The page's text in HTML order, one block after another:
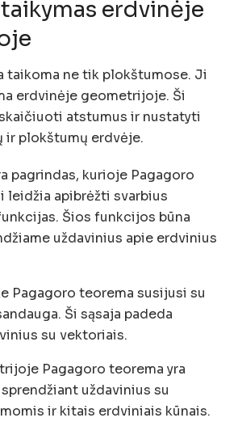
erdvinėje
taikoma ne tik plokštumose. Ji
erdvinėje geometrijoje. Ši
atstumus ir nustatyti
ir plokštumų erdvėje.
pagrindas, kurioje Pagagoro
leidžia apibrėžti svarbius
Šios funkcijos būna
uždavinius apie erdvinius
Pagagoro teorema susijusi su
Ši sąsaja padeda
su vektoriais.
Pagagoro teorema yra
uždavinius su
ir kitais erdviniais kūnais.